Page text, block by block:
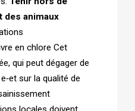
des animaux
en chlore Cet
qui peut dégager de
sur la qualité de